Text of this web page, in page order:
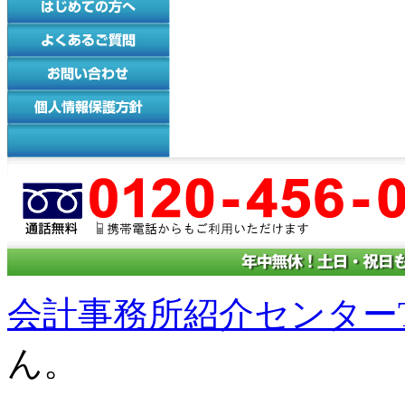
会計事務所紹介センター
ん。